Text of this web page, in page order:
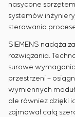
nasycone
systemów
sterowania
SIEMENS nadąża
rozwiązania.
surowe
przestrzeni –
wymiennych
ale również dzięki
zajmował całą